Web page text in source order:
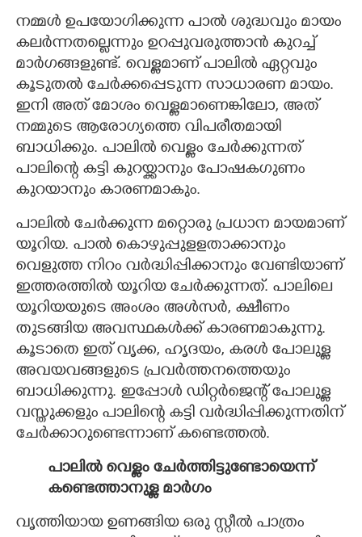
നമ്മൾ ഉപയോഗിക്കുന്ന പാൽ ശുദ്ധവും മായം
കലർന്നതല്ലെന്നും ഉറപ്പുവരുത്താൻ കുറച്ച്
മാർഗങ്ങളുണ്ട്. വെള്ളമാണ് പാലിൽ ഏറ്റവും
കൂടുതൽ ചേർക്കപ്പെടുന്ന സാധാരണ മായം.
ഇനി അത് മോശം വെള്ളമാണെങ്കിലോ,​ അത്
നമ്മുടെ ആരോഗ്യത്തെ വിപരീതമായി
ബാധിക്കും. പാലിൽ വെള്ളം ചേർക്കുന്നത്
പാലിന്റെ കട്ടി കുറയ്ക്കാനും പോഷക​ഗുണം
കുറയാനും കാരണമാകും.
പാലിൽ ചേർക്കുന്ന മറ്റൊരു പ്രധാന മായമാണ്
യൂറിയ. പാൽ കൊഴുപ്പുളളതാക്കാനും
വെളുത്ത നിറം വർദ്ധിപ്പിക്കാനും വേണ്ടിയാണ്
ഇത്തരത്തിൽ യൂറിയ ചേർക്കുന്നത്. പാലിലെ
യൂറിയയുടെ അംശം അൾസർ, ക്ഷീണം
തുടങ്ങിയ അവസ്ഥകൾക്ക് കാരണമാകുന്നു.
കൂടാതെ ഇത് വൃക്ക, ഹൃദയം, കരൾ പോലുള്ള
അവയവങ്ങളുടെ പ്രവർത്തനത്തെയും
ബാധിക്കുന്നു. ഇപ്പോൾ ഡിറ്റർജെന്റ് പോലുള്ള
വസ്തുക്കളും പാലിന്റെ കട്ടി വർദ്ധിപ്പിക്കുന്നതിന്
ചേർക്കാറുണ്ടെന്നാണ് കണ്ടെത്തൽ.
പാലിൽ വെള്ളം ചേർത്തിട്ടുണ്ടോയെന്ന്
കണ്ടെത്താനുള്ള മാർഗം
വൃത്തിയായ ഉണങ്ങിയ ഒരു സ്റ്റീൽ പാത്രം